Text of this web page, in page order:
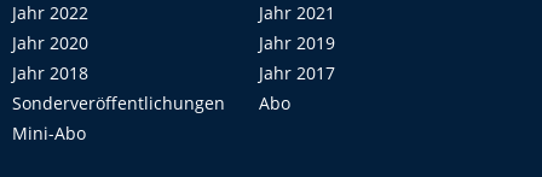
Jahr 2022
Jahr 2021
Jahr 2020
Jahr 2019
Jahr 2018
Jahr 2017
Sonderveröffentlichungen
Abo
Mini-Abo